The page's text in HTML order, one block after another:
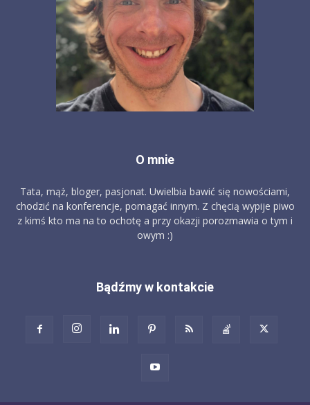
O mnie
Tata, mąż, bloger, pasjonat. Uwielbia bawić się nowościami,
chodzić na konferencje, pomagać innym. Z chęcią wypije piwo
z kimś kto ma na to ochotę a przy okazji porozmawia o tym i
owym :)
Bądźmy w kontakcie